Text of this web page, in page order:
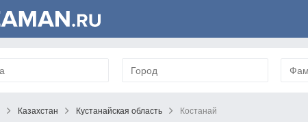
Казахстан Кустанайская область Костанай